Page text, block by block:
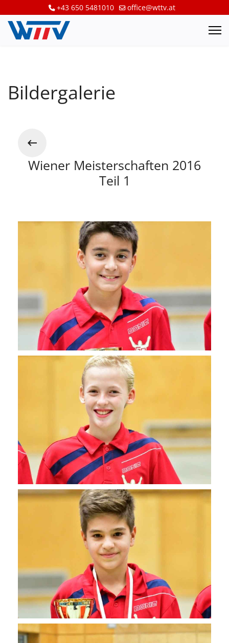
+43 650 5481010 office@wttv.at
Bildergalerie
Wiener Meisterschaften 2016
Teil 1